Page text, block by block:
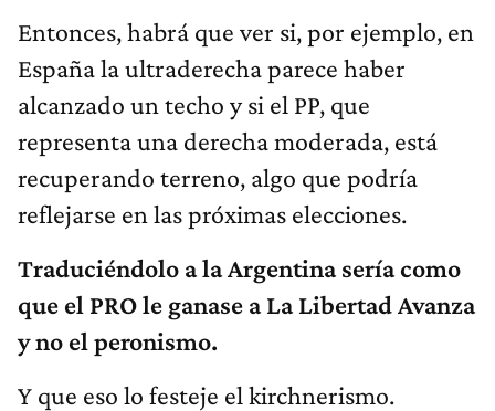
Entonces, habrá que ver si, por ejemplo, en
España la ultraderecha parece haber
alcanzado un techo y si el PP, que
representa una derecha moderada, está
recuperando terreno, algo que podría
reflejarse en las próximas elecciones.
Traduciéndolo a la Argentina sería como
que el PRO le ganase a La Libertad Avanza
y no el peronismo.
Y que eso lo festeje el kirchnerismo.